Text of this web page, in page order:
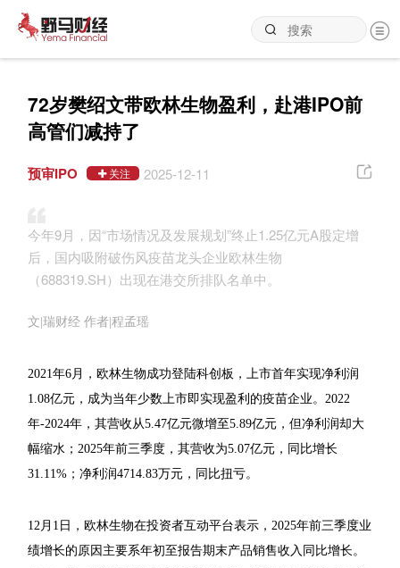
72岁樊绍文带欧林生物盈利，赴港IPO前
高管们减持了
预审IPO 关注 2025-12-11
今年9月，因“市场情况及发展规划”终止1.25亿元A股定增
后，国内吸附破伤风疫苗龙头企业欧林生物
（688319.SH）出现在港交所排队名单中。
文|瑞财经 作者|程孟瑶
2021年6月，欧林生物成功登陆科创板，上市首年实现净利润
1.08亿元，成为当年少数上市即实现盈利的疫苗企业。2022
年-2024年，其营收从5.47亿元微增至5.89亿元，但净利润却大
幅缩水；2025年前三季度，其营收为5.07亿元，同比增长
31.11%；净利润4714.83万元，同比扭亏。
12月1日，欧林生物在投资者互动平台表示，2025年前三季度业
绩增长的原因主要系年初至报告期末产品销售收入同比增长。